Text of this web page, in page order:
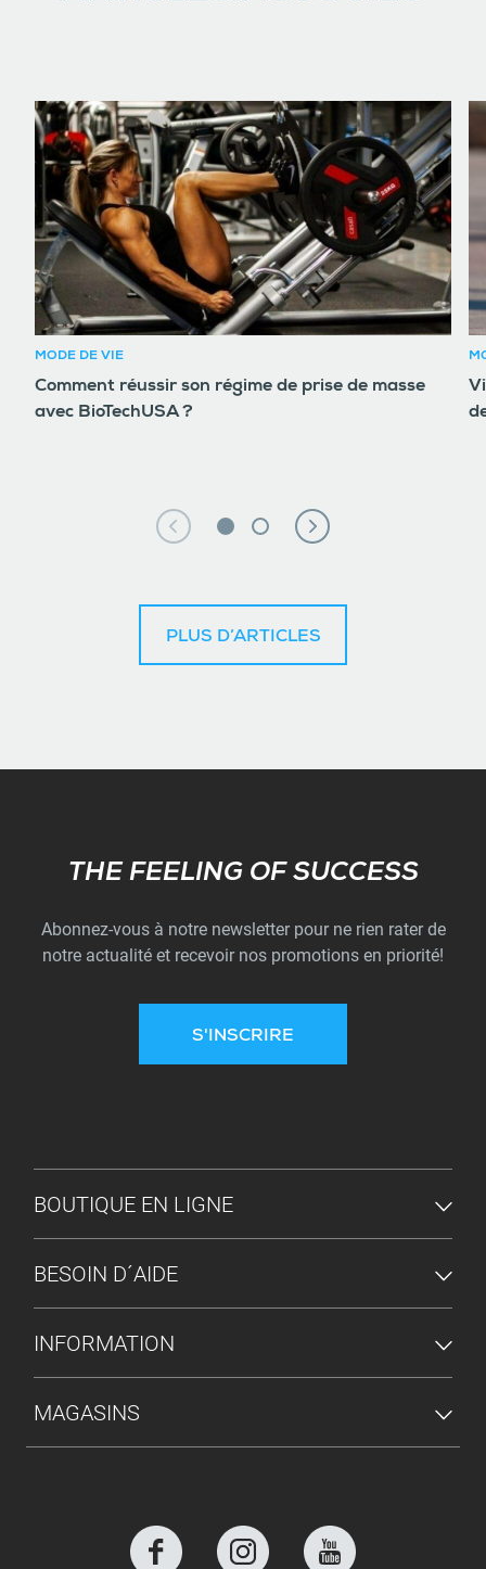
MODE DE VIE
Comment réussir son régime de prise de masse
avec BioTechUSA ?
PLUS D’ARTICLES
Subscribe
THE FEELING OF SUCCESS
Abonnez-vous à notre newsletter pour ne rien rater de
notre actualité et recevoir nos promotions en priorité!
S'INSCRIRE
MENU DU PIED DE PAGE
BOUTIQUE EN LIGNE
BESOIN D´AIDE
INFORMATION
MAGASINS